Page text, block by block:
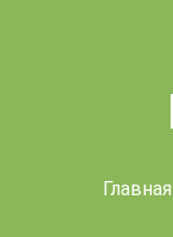
Главная